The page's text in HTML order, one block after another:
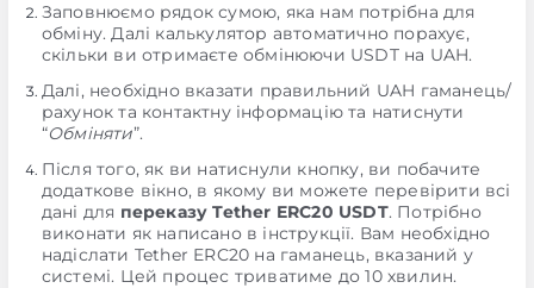
Заповнюємо рядок сумою, яка нам потрібна для
обміну. Далі калькулятор автоматично порахує,
скільки ви отримаєте обмінюючи USDT на UAH.
Далі, необхідно вказати правильний UAH гаманець/
рахунок та контактну інформацію та натиснути
“Обміняти”.
Після того, як ви натиснули кнопку, ви побачите
додаткове вікно, в якому ви можете перевірити всі
дані для переказу Tether ERC20 USDT. Потрібно
виконати як написано в інструкції. Вам необхідно
надіслати Tether ERC20 на гаманець, вказаний у
системі. Цей процес триватиме до 10 хвилин.